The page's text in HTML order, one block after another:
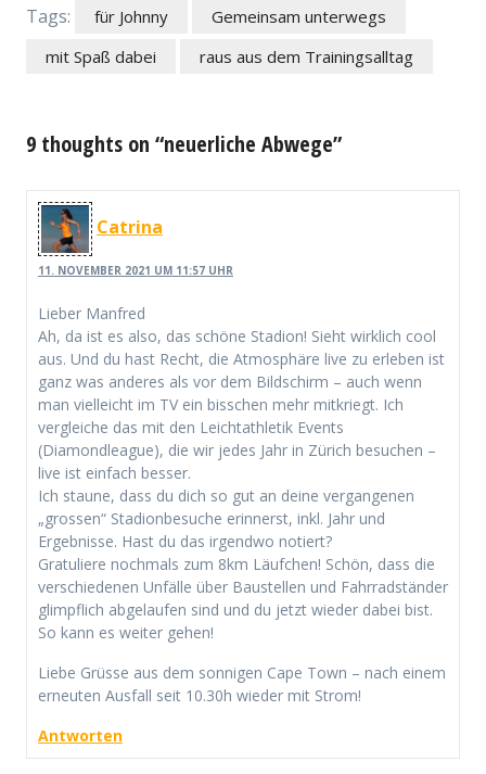
Tags: für Johnny
Gemeinsam unterwegs
mit Spaß dabei
raus aus dem Trainingsalltag
9 thoughts on “neuerliche Abwege”
Catrina
11. NOVEMBER 2021 UM 11:57 UHR
Lieber Manfred
Ah, da ist es also, das schöne Stadion! Sieht wirklich cool
aus. Und du hast Recht, die Atmosphäre live zu erleben ist
ganz was anderes als vor dem Bildschirm – auch wenn
man vielleicht im TV ein bisschen mehr mitkriegt. Ich
vergleiche das mit den Leichtathletik Events
(Diamondleague), die wir jedes Jahr in Zürich besuchen –
live ist einfach besser.
Ich staune, dass du dich so gut an deine vergangenen
„grossen“ Stadionbesuche erinnerst, inkl. Jahr und
Ergebnisse. Hast du das irgendwo notiert?
Gratuliere nochmals zum 8km Läufchen! Schön, dass die
verschiedenen Unfälle über Baustellen und Fahrradständer
glimpflich abgelaufen sind und du jetzt wieder dabei bist.
So kann es weiter gehen!
Liebe Grüsse aus dem sonnigen Cape Town – nach einem
erneuten Ausfall seit 10.30h wieder mit Strom!
Antworten